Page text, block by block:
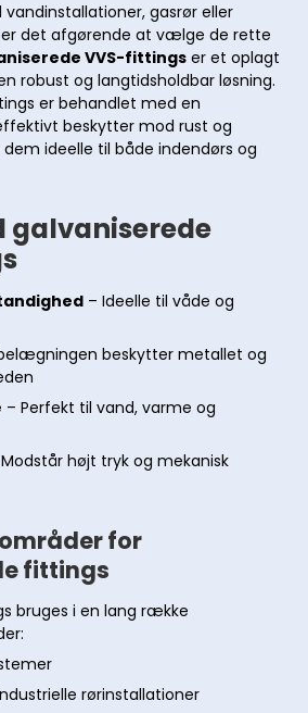
gasrør eller
det afgørende at vælge de rette
VVS-fittingser et oplagt
robust og langtidsholdbar løsning.
er behandlet med en
beskytter mod rust og
dem ideelle til både indendørs og
galvaniserede
– Ideelle til våde og
beskytter metallet og
– Perfekt til vand, varme og
højt tryk og mekanisk
for
fittings
bruges i en lang række
rørinstallationer